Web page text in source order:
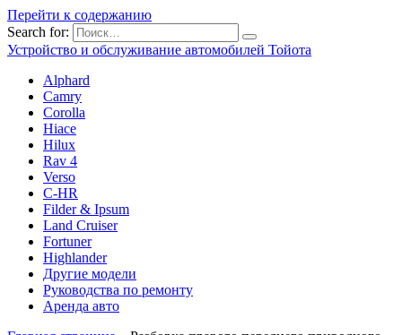
Перейти к содержанию
Search for:
Устройство и обслуживание автомобилей Тойота
Alphard
Camry
Corolla
Hiace
Hilux
Rav 4
Verso
C-HR
Filder & Ipsum
Land Cruiser
Fortuner
Highlander
Другие модели
Руководства по ремонту
Аренда авто